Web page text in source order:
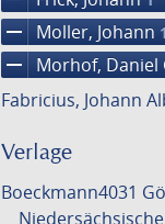
remove Moller, Johann 1
remove Morhof, Daniel
Fabricius, Johann
Verlage
Boeckmann4031